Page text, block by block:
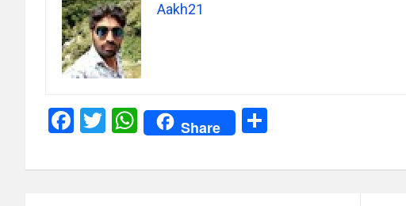
Aakh21
F
ce
T
tt
W
h
at
Share
ar